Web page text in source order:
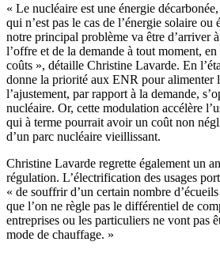
« Le nucléaire est une énergie
qui n’est pas le cas de l’énergie solaire
notre principal problème va être d’arriver
l’offre et de la demande à tout moment,
coûts », détaille Christine Lavarde. En
donne la priorité aux ENR pour alimenter
l’ajustement, par rapport à la demande,
nucléaire. Or, cette modulation accélère
qui à terme pourrait avoir un coût non
d’un parc nucléaire vieillissant.
Christine Lavarde regrette également un
régulation. L’électrification des usages
« de souffrir d’un certain nombre
que l’on ne règle pas le différentiel de
entreprises ou les particuliers ne vont pas
mode de chauffage. »